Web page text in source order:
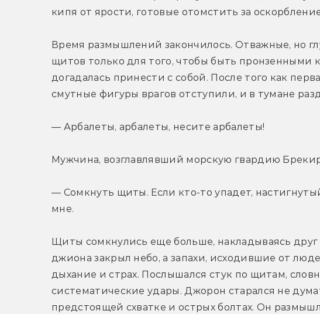
кипя от ярости, готовые отомстить за
Время размышлений закончилось. Отважные, но
щитов только для того, чтобы быть пронзенными
догадалась принести с собой. После того как
смутные фигуры врагов отступили, и в тумане
— Арбалеты, арбалеты, несите арбалеты!
Мужчина, возглавлявший морскую гвардию
— Сомкнуть щиты. Если кто-то упадет,
мне.
Щиты сомкнулись еще больше, накладываясь друг
джиона закрыл небо, а запахи, исходившие от
дыхание и страх. Послышался стук по щитам,
систематические удары. Джорон старался не
предстоящей схватке и острых болтах. Он